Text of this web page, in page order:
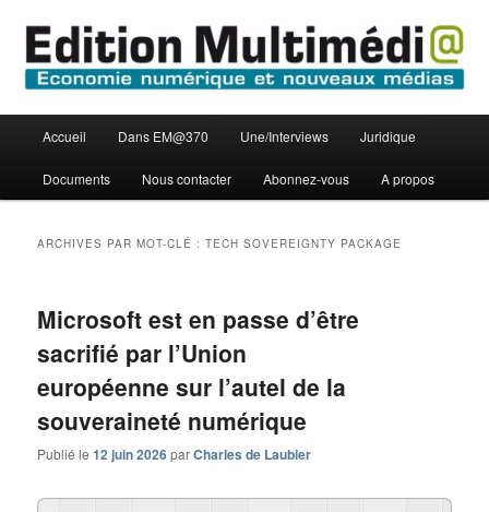
contenu
principal
contenu
secondaire
Edition Multimédi@
principal
Accueil Dans EM@370 Une/Interviews Juridique
Documents Nous contacter Abonnez-vous A propos
ARCHIVES PAR MOT-CLÉ :TECH SOVEREIGNTY PACKAGE
Microsoft est en passe d’être
sacrifié par l’Union
européenne sur l’autel de la
souveraineté numérique
Publié le12 juin 2026parCharles de Laubier